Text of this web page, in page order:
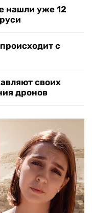
нашли уже 12
с
своих
дронов